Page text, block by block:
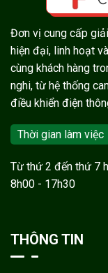
Đơn vị cung cấp
hiện đại, linh hoạt
cùng khách hàng
nghi, từ hệ thống
điều khiển điện
Thời gian làm việc
Từ thứ 2 đến thứ 7
8h00 - 17h30
THÔNG TIN